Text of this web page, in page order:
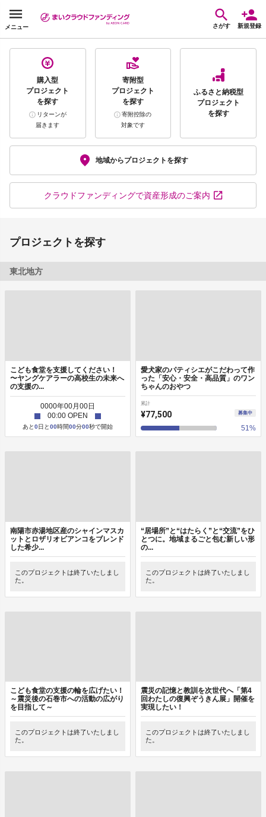
メニュー さがす 新規登録
購入型
プロジェクト
を探す
リターンが
届きます
寄附型
プロジェクト
を探す
寄附控除の
対象です
ふるさと納税型
プロジェクト
を探す
地域からプロジェクトを探す
クラウドファンディングで資産形成のご案内
プロジェクトを探す
東北地方
こども食堂を支援してください！
〜ヤングケアラーの高校生の未来へ
の支援の...
0000年00月 00日
00:00 OPEN
あと0日と00時間00分00秒で開始
愛犬家のパティシエがこだわって作
った「安心・安全・高品質」のワン
ちゃんのおやつ
累計
¥77,500 募集中
51%
南陽市赤湯地区産のシャインマスカ
ットとロザリオビアンコをブレンド
した希少...
このプロジェクトは終了いたしまし
た。
“居場所”と“はたらく”と“交流”をひ
とつに。地域まるごと包む新しい形
の...
このプロジェクトは終了いたしまし
た。
こども食堂の支援の輪を広げたい！
～震災後の石巻市への活動の広がり
を目指して～
このプロジェクトは終了いたしまし
た。
震災の記憶と教訓を次世代へ「第4
回わたしの復興ぞうきん展」開催を
実現したい！
このプロジェクトは終了いたしまし
た。